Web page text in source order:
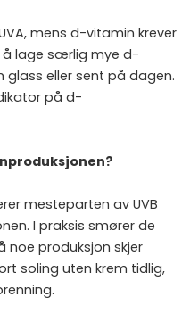
mens d-vitamin krever
å lage særlig mye d-
eller sent på dagen.
på d-
mesteparten av UVB
I praksis smører de
noe produksjon skjer
soling uten krem tidlig,